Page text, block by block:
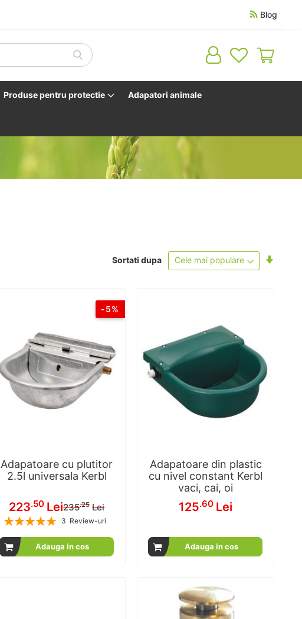
Blog
Cosul
Produse pentru protectie Adapatori animale
Sortati dupa
-5%
Adapatoare cu plutitor
2.5l universala Kerbl
Pret
special
223.50 Lei235.25 Lei
Rating:
3 Review-uri
Adauga in cos
Adapatoare din plastic
cu nivel constant Kerbl
vaci, cai, oi
125.60 Lei
Adauga in cos